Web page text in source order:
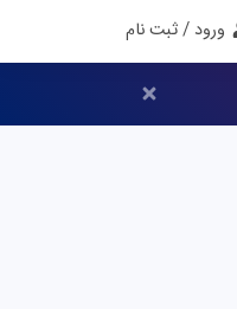
ورود / ثبت نام